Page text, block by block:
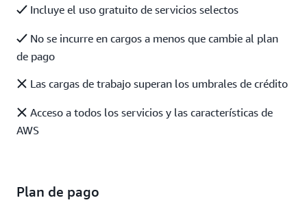
Incluye el uso gratuito de servicios selectos
No se incurre en cargos a menos que cambie al plan
de pago
Las cargas de trabajo superan los umbrales de crédito
Acceso a todos los servicios y las características de
AWS
Plan de pago